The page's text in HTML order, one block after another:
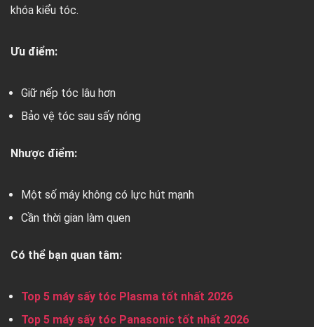
khóa kiểu tóc.
Ưu điểm:
Giữ nếp tóc lâu hơn
Bảo vệ tóc sau sấy nóng
Nhược điểm:
Một số máy không có lực hút mạnh
Cần thời gian làm quen
Có thể bạn quan tâm:
Top 5 máy sấy tóc Plasma tốt nhất 2026
Top 5 máy sấy tóc Panasonic tốt nhất 2026